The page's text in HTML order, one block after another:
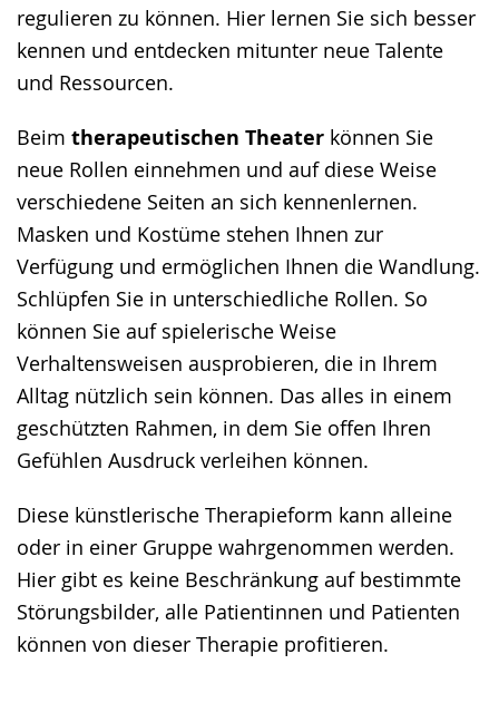
regulieren zu können. Hier lernen Sie sich besser
kennen und entdecken mitunter neue Talente
und Ressourcen.
Beim therapeutischen Theater können Sie
neue Rollen einnehmen und auf diese Weise
verschiedene Seiten an sich kennenlernen.
Masken und Kostüme stehen Ihnen zur
Verfügung und ermöglichen Ihnen die Wandlung.
Schlüpfen Sie in unterschiedliche Rollen. So
können Sie auf spielerische Weise
Verhaltensweisen ausprobieren, die in Ihrem
Alltag nützlich sein können. Das alles in einem
geschützten Rahmen, in dem Sie offen Ihren
Gefühlen Ausdruck verleihen können.
Diese künstlerische Therapieform kann alleine
oder in einer Gruppe wahrgenommen werden.
Hier gibt es keine Beschränkung auf bestimmte
Störungsbilder, alle Patientinnen und Patienten
können von dieser Therapie profitieren.